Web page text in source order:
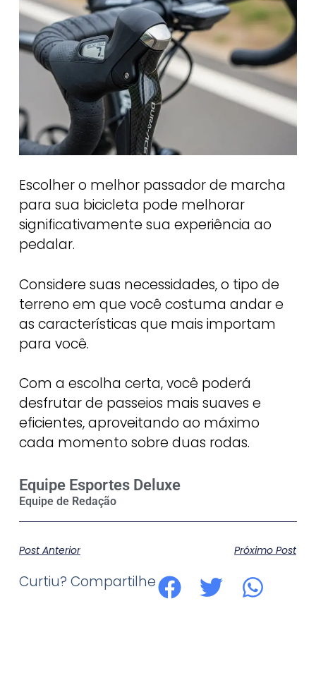
Escolher o melhor passador de marcha
para sua bicicleta pode melhorar
significativamente sua experiência ao
pedalar.
Considere suas necessidades, o tipo de
terreno em que você costuma andar e
as características que mais importam
para você.
Com a escolha certa, você poderá
desfrutar de passeios mais suaves e
eficientes, aproveitando ao máximo
cada momento sobre duas rodas.
Equipe Esportes Deluxe
Post Anterior Próximo Post
Curtiu? Compartilhe